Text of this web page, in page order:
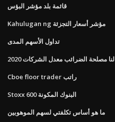
قائمة بلد مؤشر البؤس
Kahulugan ng مؤشر أسعار التجزئة
تداول الأسهم المدى
2020 لنا مصلحة الضرائب معدل الشركات
Cboe floor trader راتب
Stoxx 600 البنوك المكونة
ما هو أساس تكلفتي لسهم الموهوبين